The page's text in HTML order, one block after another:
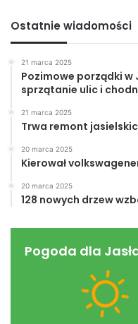
Ostatnie wiadomości
21 marca 2025
Pozimowe porządki
sprzątanie ulic i
21 marca 2025
Trwa remont
20 marca 2025
Kierował
20 marca 2025
128 nowych drzew
Pogoda dla